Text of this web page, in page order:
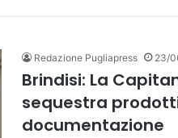
Redazione Pugliapress 23/
Brindisi: La
sequestra
documentazione